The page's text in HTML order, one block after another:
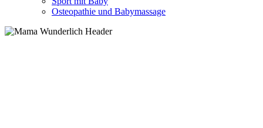
Osteopathie und Babymassage